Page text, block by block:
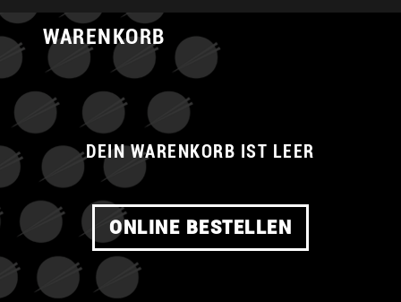
WARENKORB
DEIN WARENKORB IST LEER
ONLINE BESTELLEN